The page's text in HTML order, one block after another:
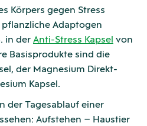
Körpers gegen Stress
pflanzliche Adaptogen
in der Anti-Stress Kapsel von
Basisprodukte sind die
der Magnesium Direkt-
Kapsel.
der Tagesablauf einer
Aufstehen – Haustier